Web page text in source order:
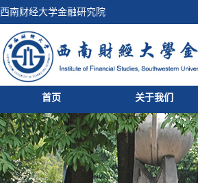
西南财经大学金融研究院
首页 关于我们